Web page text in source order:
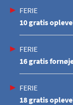
FERIE
10 gratis
FERIE
16 gratis
FERIE
18 gratis